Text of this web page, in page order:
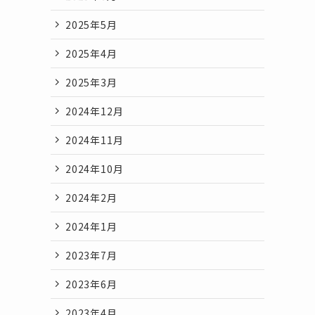
2025年5月
2025年4月
2025年3月
2024年12月
2024年11月
2024年10月
2024年2月
2024年1月
2023年7月
2023年6月